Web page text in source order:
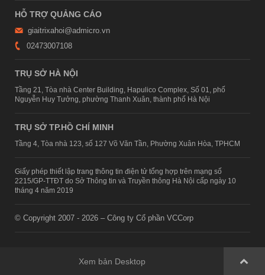
HỖ TRỢ QUẢNG CÁO
giaitrixahoi@admicro.vn
02473007108
TRỤ SỞ HÀ NỘI
Tầng 21, Tòa nhà Center Building, Hapulico Complex, Số 01, phố
Nguyễn Huy Tưởng, phường Thanh Xuân, thành phố Hà Nội
TRỤ SỞ TP.HỒ CHÍ MINH
Tầng 4, Tòa nhà 123, số 127 Võ Văn Tần, Phường Xuân Hòa, TPHCM
Giấy phép thiết lập trang thông tin điện tử tổng hợp trên mạng số
2215/GP-TTĐT do Sở Thông tin và Truyền thông Hà Nội cấp ngày 10
tháng 4 năm 2019
© Copyright 2007 - 2026 – Công ty Cổ phần VCCorp
Xem bản Desktop